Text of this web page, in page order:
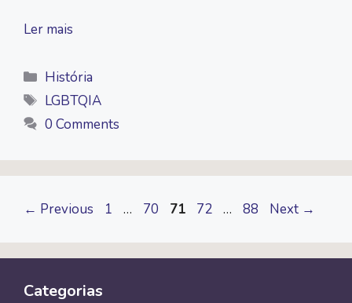
Ler mais
Categorias
História
Tags
LGBTQIA
0 Comments
← Previous Page
1 … Page
70 Page
71 Page
72 … Page
88 Next →
Categorias